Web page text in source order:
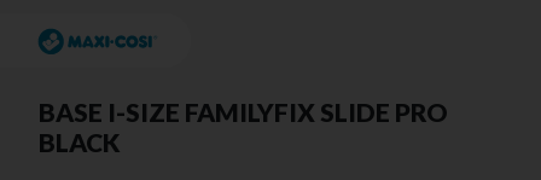
BASE I-SIZE FAMILYFIX SLIDE PRO
BLACK